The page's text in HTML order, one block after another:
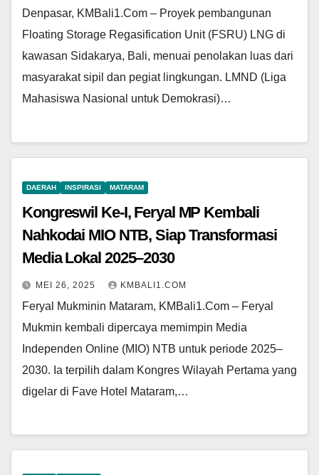
Denpasar, KMBali1.Com – Proyek pembangunan
Floating Storage Regasification Unit (FSRU) LNG di
kawasan Sidakarya, Bali, menuai penolakan luas dari
masyarakat sipil dan pegiat lingkungan. LMND (Liga
Mahasiswa Nasional untuk Demokrasi)…
DAERAH INSPIRASI MATARAM
Kongreswil Ke-I, Feryal MP Kembali
Nahkodai MIO NTB, Siap Transformasi
Media Lokal 2025–2030
MEI 26, 2025 KMBALI1.COM
Feryal Mukminin Mataram, KMBali1.Com – Feryal
Mukmin kembali dipercaya memimpin Media
Independen Online (MIO) NTB untuk periode 2025–
2030. Ia terpilih dalam Kongres Wilayah Pertama yang
digelar di Fave Hotel Mataram,…